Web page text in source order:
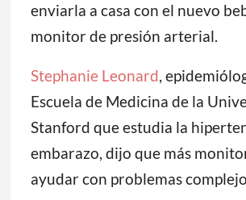
enviarla a casa con el nuevo
monitor de presión arterial.
Stephanie Leonard,
Escuela de Medicina de la
Stanford que estudia la
embarazo, dijo que más
ayudar con problemas